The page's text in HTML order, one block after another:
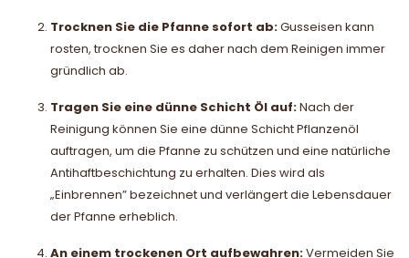
Trocknen Sie die Pfanne sofort ab:Gusseisen kann
rosten, trocknen Sie es daher nach dem Reinigen immer
gründlich ab.
Tragen Sie eine dünne Schicht Öl auf:Nach der
Reinigung können Sie eine dünne Schicht Pflanzenöl
auftragen, um die Pfanne zu schützen und eine natürliche
Antihaftbeschichtung zu erhalten. Dies wird als
„Einbrennen” bezeichnet und verlängert die Lebensdauer
der Pfanne erheblich.
An einem trockenen Ort aufbewahren:Vermeiden Sie